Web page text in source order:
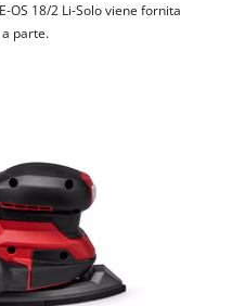
OS 18/2 Li-Solo viene fornita
parte.